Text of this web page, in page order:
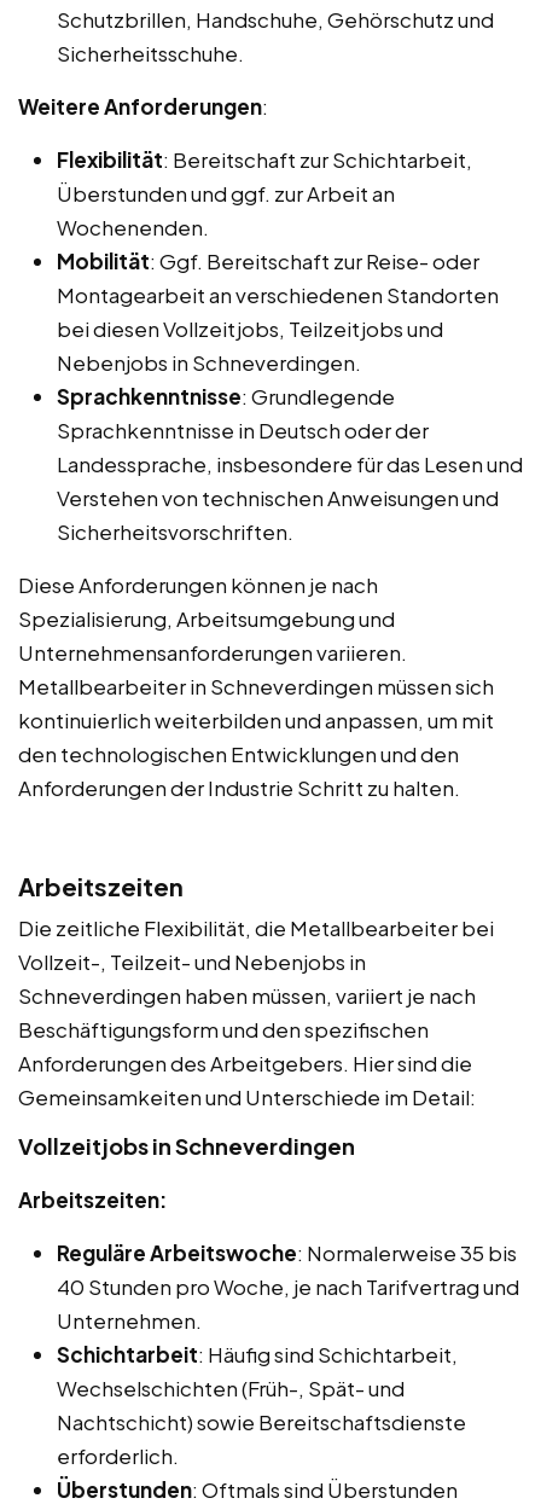
Schutzbrillen, Handschuhe, Gehörschutz und
Sicherheitsschuhe.
Weitere Anforderungen:
Flexibilität: Bereitschaft zur Schichtarbeit,
Überstunden und ggf. zur Arbeit an
Wochenenden.
Mobilität: Ggf. Bereitschaft zur Reise- oder
Montagearbeit an verschiedenen Standorten
bei diesen Vollzeitjobs, Teilzeitjobs und
Nebenjobs in Schneverdingen.
Sprachkenntnisse: Grundlegende
Sprachkenntnisse in Deutsch oder der
Landessprache, insbesondere für das Lesen und
Verstehen von technischen Anweisungen und
Sicherheitsvorschriften.
Diese Anforderungen können je nach
Spezialisierung, Arbeitsumgebung und
Unternehmensanforderungen variieren.
Metallbearbeiter in Schneverdingen müssen sich
kontinuierlich weiterbilden und anpassen, um mit
den technologischen Entwicklungen und den
Anforderungen der Industrie Schritt zu halten.
Arbeitszeiten
Die zeitliche Flexibilität, die Metallbearbeiter bei
Vollzeit-, Teilzeit- und Nebenjobs in
Schneverdingen haben müssen, variiert je nach
Beschäftigungsform und den spezifischen
Anforderungen des Arbeitgebers. Hier sind die
Gemeinsamkeiten und Unterschiede im Detail:
Vollzeitjobs in Schneverdingen
Arbeitszeiten:
Reguläre Arbeitswoche: Normalerweise 35 bis
40 Stunden pro Woche, je nach Tarifvertrag und
Unternehmen.
Schichtarbeit: Häufig sind Schichtarbeit,
Wechselschichten (Früh-, Spät- und
Nachtschicht) sowie Bereitschaftsdienste
erforderlich.
Überstunden: Oftmals sind Überstunden